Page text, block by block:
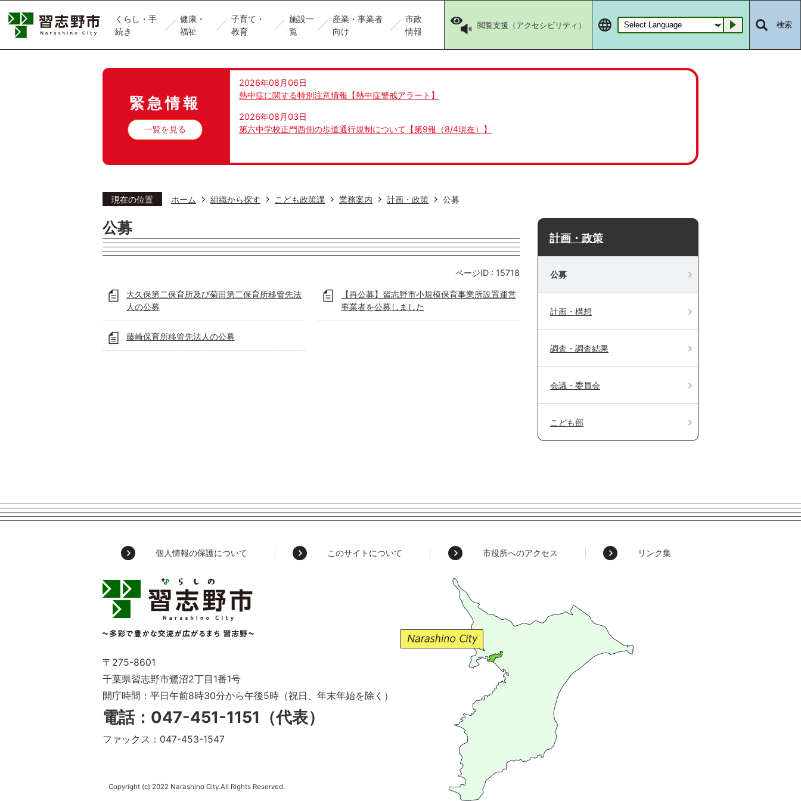
くらし・手
続き
健康・
福祉
子育て・
教育
施設一
覧
産業・事業者
向け
市政
情報
閲覧支援（アクセシビリティ） Go 検索
緊急情報
一覧を見る
2026年08月06日
熱中症に関する特別注意情報【熱中症警戒アラート】
2026年08月03日
第六中学校正門西側の歩道通行規制について【第9報（8/4現在）】
現在の位置 ホーム 組織から探す こども政策課 業務案内 計画・政策 公募
公募
ページID : 15718
大久保第二保育所及び菊田第二保育所移管先法
人の公募
【再公募】習志野市小規模保育事業所設置運営
事業者を公募しました
藤崎保育所移管先法人の公募
計画・政策
公募
計画・構想
調査・調査結果
会議・委員会
こども部
個人情報の保護について このサイトについて 市役所へのアクセス リンク集
習
志
Narashino
～
多
彩
で
豊
か
な
交
広
〒275-8601
千葉県習志野市鷺沼2丁目1番1号
開庁時間：平日午前8時30分から午後5時（祝日、年末年始を除く）
電話：047-451-1151（代表）
ファックス：047-453-1547
Copyright (c) 2022 Narashino City.All Rights Reserved.